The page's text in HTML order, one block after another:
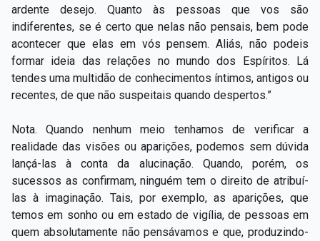
ardente desejo. Quanto às pessoas que vos são
indiferentes, se é certo que nelas não pensais, bem pode
acontecer que elas em vós pensem. Aliás, não podeis
formar ideia das relações no mundo dos Espíritos. Lá
tendes uma multidão de conhecimentos íntimos, antigos ou
recentes, de que não suspeitais quando despertos.”
Nota. Quando nenhum meio tenhamos de verificar a
realidade das visões ou aparições, podemos sem dúvida
lançá-las à conta da alucinação. Quando, porém, os
sucessos as confirmam, ninguém tem o direito de atribuí-
las à imaginação. Tais, por exemplo, as aparições, que
temos em sonho ou em estado de vigília, de pessoas em
quem absolutamente não pensávamos e que, produzindo-